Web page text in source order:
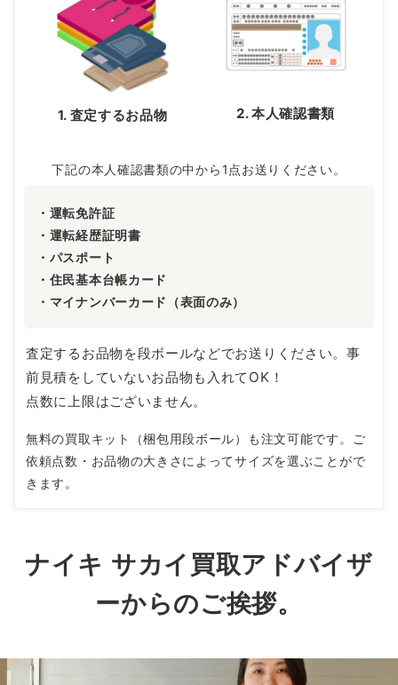
1. 査定するお品物 2. 本人確認書類
下記の本人確認書類の中から1点お送りください。
・運転免許証
・運転経歴証明書
・パスポート
・住民基本台帳カード
・マイナンバーカード（表面のみ）
査定するお品物を段ボールなどでお送りください。事
前見積をしていないお品物も入れてOK！
点数に上限はございません。
無料の買取キット（梱包用段ボール）も注文可能です。ご
依頼点数・お品物の大きさによってサイズを選ぶことがで
きます。
ナイキ サカイ買取アドバイザ
ーからのご挨拶。